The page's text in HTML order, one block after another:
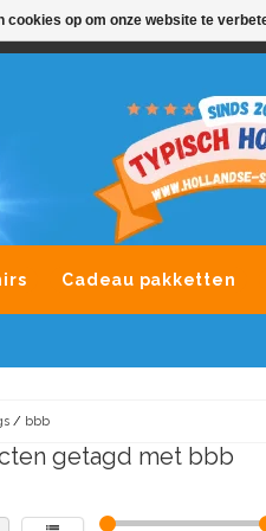
AVONDLEVERING MOGELIJK
Cadeau pakketten
/ bbb
getagd met bbb
cookies op om onze website te